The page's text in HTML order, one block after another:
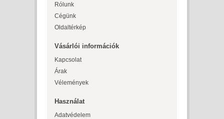
Rólunk
Cégünk
Oldaltérkép
Vásárlói információk
Kapcsolat
Árak
Vélemények
Használat
Adatvédelem